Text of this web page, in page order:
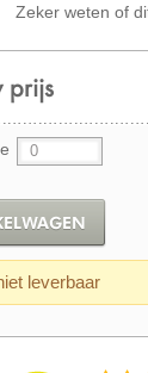
Zeker weten of
prijs
leverbaar